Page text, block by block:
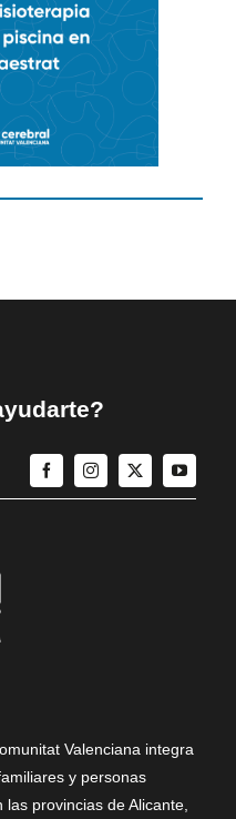
Valenciana integra
y personas
provincias de Alicante,